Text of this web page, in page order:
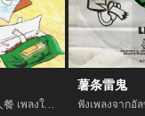
ฟังเพลงจากอัลบัม 快乐大人餐 เพลงใหม่จาก อัพเดทเพลงใหม่ล่าสุดก่อนใคร ตลอดปี 2021
薯条雷鬼